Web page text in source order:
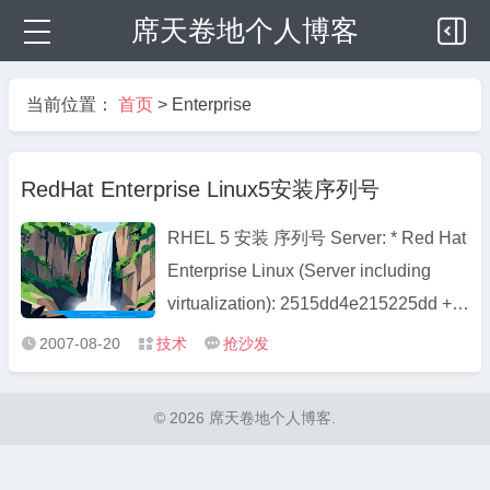
席天卷地个人博客
当前位置： 首页 > Enterprise
RedHat Enterprise Linux5安装序列号
RHEL 5 安装 序列号 Server: * Red Hat
Enterprise Linux (Server including
virtualization): 2515dd4e215225dd +
Red Hat Enterprise Linux Virtualization
Platform: 49af89414d147589 Client: *
 2007-08-20  技术  抢沙发
© 2026 席天卷地个人博客.